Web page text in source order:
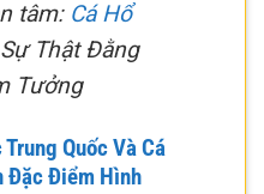
tâm: Cá Hổ
Thật Đằng
Tưởng
Quốc Và Cá
Đặc Điểm Hình